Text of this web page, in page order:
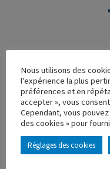
CAMION
RENAULT AE 500
Réf. : 110730
Rupture de stock
Caractéristique
Nous utilisons des
l'expérience la plus
préférences et en
accepter », vous
Cependant, vous
des cookies » pour
Réglages des cookies